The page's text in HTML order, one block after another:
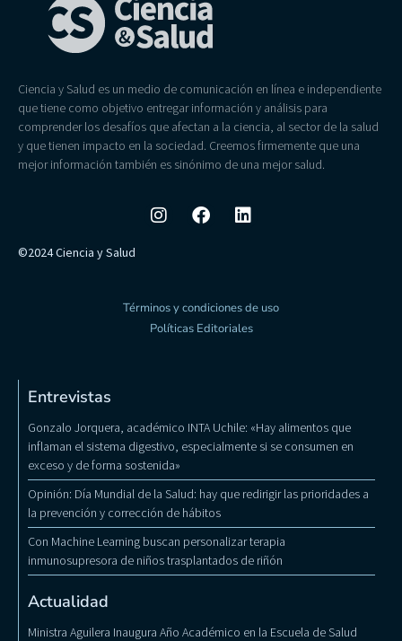
Ciencia y Salud es un medio de comunicación en línea e independiente
que tiene como objetivo entregar información y análisis para
comprender los desafíos que afectan a la ciencia, al sector de la salud
y que tienen impacto en la sociedad. Creemos firmemente que una
mejor información también es sinónimo de una mejor salud.
©2024 Ciencia y Salud
Términos y condiciones de uso
Políticas Editoriales
Entrevistas
Gonzalo Jorquera, académico INTA Uchile: «Hay alimentos que
inflaman el sistema digestivo, especialmente si se consumen en
exceso y de forma sostenida»
Opinión: Día Mundial de la Salud: hay que redirigir las prioridades a
la prevención y corrección de hábitos
Con Machine Learning buscan personalizar terapia
inmunosupresora de niños trasplantados de riñón
Actualidad
Ministra Aguilera Inaugura Año Académico en la Escuela de Salud